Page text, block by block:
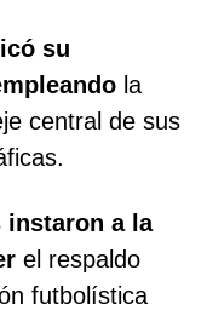
su
la
central de sus
instaron a la
el respaldo
futbolística